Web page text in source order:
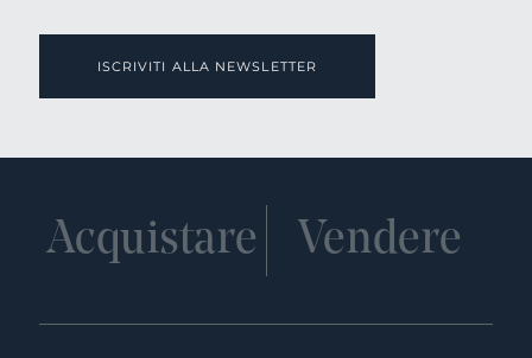
ISCRIVITI ALLA NEWSLETTER
Acquistare Vendere